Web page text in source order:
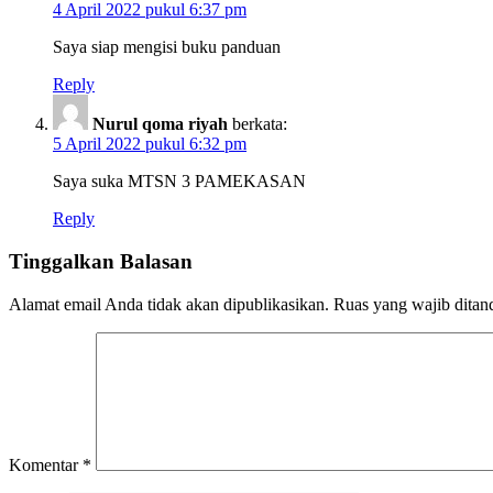
4 April 2022 pukul 6:37 pm
Saya siap mengisi buku panduan
Reply
Nurul qoma riyah berkata:
5 April 2022 pukul 6:32 pm
Saya suka MTSN 3 PAMEKASAN
Reply
Tinggalkan Balasan
Alamat email Anda tidak akan dipublikasikan. Ruas yang wajib
Komentar *